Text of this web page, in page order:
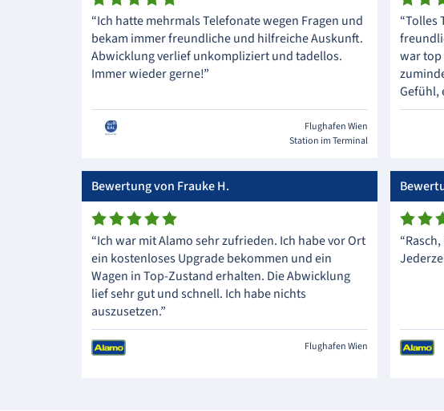
“Ich hatte mehrmals Telefonate wegen Fragen und
bekam immer freundliche und hilfreiche Auskunft.
Abwicklung verlief unkompliziert und tadellos.
Immer wieder gerne!”
Flughafen Wien
Station im Terminal
“Tolles
war top
Gefühl,
Bewertung von Frauke H.
“Ich war mit Alamo sehr zufrieden. Ich habe vor Ort
ein kostenloses Upgrade bekommen und ein
Wagen in Top-Zustand erhalten. Die Abwicklung
lief sehr gut und schnell. Ich habe nichts
auszusetzen.”
Flughafen Wien